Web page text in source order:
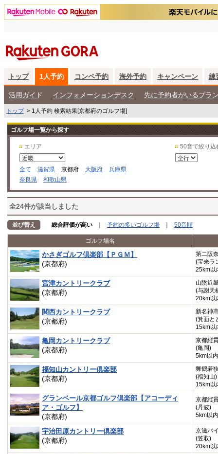
トップ 1人予約 コンペ予約 海外予約 キャンペーン 練
活用ガイド インフォメーションデスク 先に予約者がいるプラ
トップ> 1人予約 検索結果[京都府のゴルフ場]
ゴルフ場一覧から探す
エリア
全て 滋賀県 京都府 大阪府
兵庫県
奈良県
和歌山県
50音で絞り込
全24件が該当しました
並び替え 総合評価が高い 予約の多いゴルフ場 50音順
ゴルフ場名
かさぎゴルフ倶楽部【ＰＧＭ】
(京都府)
第二阪
(宝来ラ
25km以
宮津カントリークラブ
(京都府)
山陰近
(与謝天
20km以
関西カントリークラブ
(京都府)
新名神
(箕面と
15km以
亀岡カントリークラブ
(京都府)
京都縦
(亀岡)
5km以内
福知山カントリー倶楽部
(京都府)
舞鶴若
(福知山)
15km以
グランベール京都ゴルフ倶楽部【アコーディ
ア・ゴルフ】
(京都府)
京都縦
(丹波)
5km以内
宇治田原カントリー倶楽部
(京都府)
京滋バ
(笠取)
20km以